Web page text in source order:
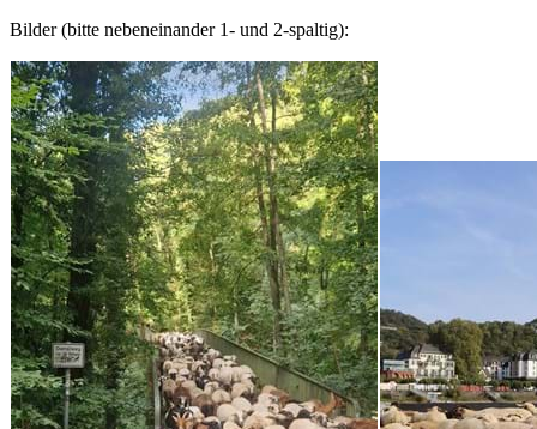
Bilder (bitte nebeneinander 1- und 2-spaltig):